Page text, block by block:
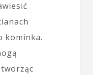
kominka.